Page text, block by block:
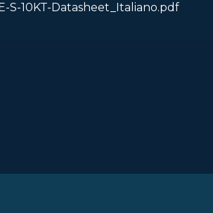
S-10KT-Datasheet_Italiano.pdf